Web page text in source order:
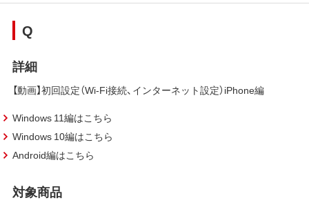
Q
詳細
【動画】初回設定（Wi-Fi接続、インターネット設定）iPhone編
Windows 11編はこちら
Windows 10編はこちら
Android編はこちら
対象商品